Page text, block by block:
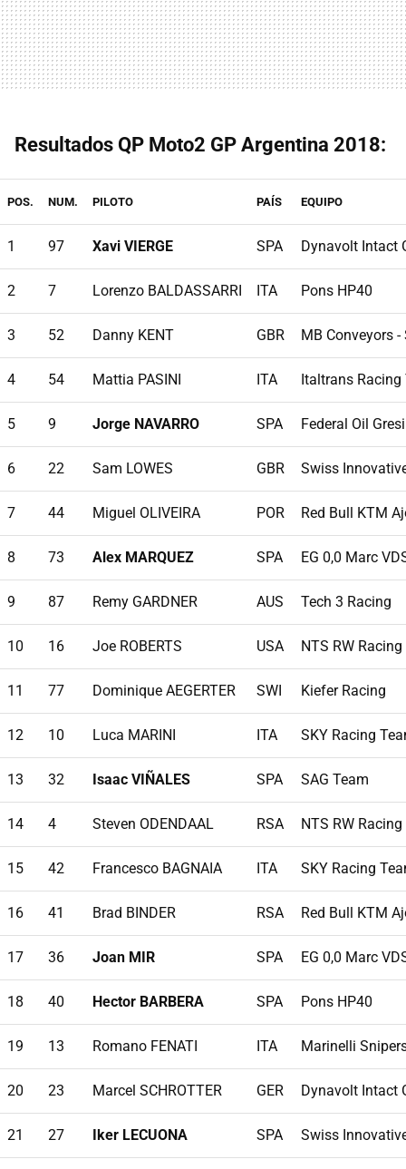
Resultados QP Moto2 GP Argentina 2018:
POS. NUM. PILOTO PAÍS EQUIPO
1 97 Xavi VIERGE SPA Dynavolt Intact
2 7 Lorenzo BALDASSARRI ITA Pons HP40
3 52 Danny KENT GBR MB Conveyors -
4 54 Mattia PASINI ITA Italtrans Racing
5 9 Jorge NAVARRO SPA Federal Oil
6 22 Sam LOWES GBR Swiss
7 44 Miguel OLIVEIRA POR Red Bull KTM
8 73 Alex MARQUEZ SPA EG 0,0 Marc
9 87 Remy GARDNER AUS Tech 3 Racing
10 16 Joe ROBERTS USA NTS RW Racing
11 77 Dominique AEGERTER SWI Kiefer Racing
12 10 Luca MARINI ITA SKY Racing
13 32 Isaac VIÑALES SPA SAG Team
14 4 Steven ODENDAAL RSA NTS RW Racing
15 42 Francesco BAGNAIA ITA SKY Racing
16 41 Brad BINDER RSA Red Bull KTM
17 36 Joan MIR SPA EG 0,0 Marc
18 40 Hector BARBERA SPA Pons HP40
19 13 Romano FENATI ITA Marinelli
20 23 Marcel SCHROTTER GER Dynavolt Intact
21 27 Iker LECUONA SPA Swiss